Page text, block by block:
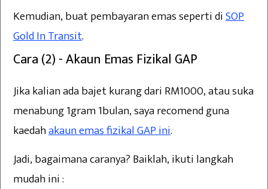
Kemudian, buat pembayaran emas seperti diSOP
Gold In Transit.
Cara (2) - Akaun Emas Fizikal GAP
Jika kalian ada bajet kurang dari RM1000, atau suka
menabung 1gram 1bulan, saya recomend guna
kaedahakaun emas fizikal GAP ini.
Jadi, bagaimana caranya? Baiklah, ikuti langkah
mudah ini :